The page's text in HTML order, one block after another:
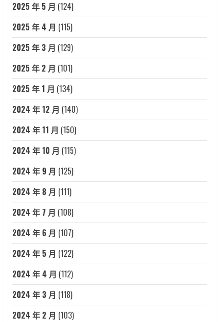
2025 年 5 月 (124)
2025 年 4 月 (115)
2025 年 3 月 (129)
2025 年 2 月 (101)
2025 年 1 月 (134)
2024 年 12 月 (140)
2024 年 11 月 (150)
2024 年 10 月 (115)
2024 年 9 月 (125)
2024 年 8 月 (111)
2024 年 7 月 (108)
2024 年 6 月 (107)
2024 年 5 月 (122)
2024 年 4 月 (112)
2024 年 3 月 (118)
2024 年 2 月 (103)